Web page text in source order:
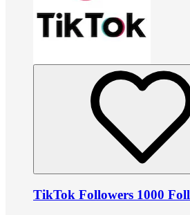
TikTok Followers 1000